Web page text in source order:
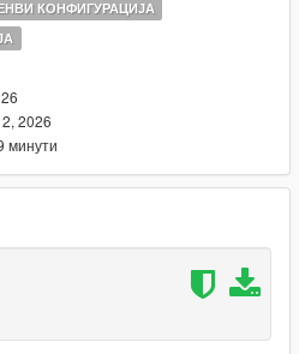
КОНФИГУРАЦИЈА
2026
минути